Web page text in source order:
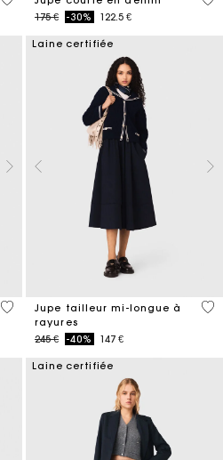
Price reduced from
175 €to-30% 122.5 €
4,7 out of 5 Customer Rating
Laine certifiée
Jupe tailleur mi-longue à
rayures
Price reduced from
245 €to-40% 147 €
4,5
Laine certifiée